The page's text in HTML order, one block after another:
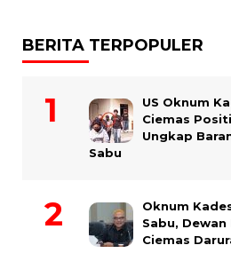
BERITA TERPOPULER
US Oknum
Ciemas
Ungkap
Sabu
Oknum
Sabu,
Ciemas